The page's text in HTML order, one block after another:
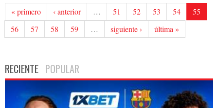
« primero ‹ anterior … 51 52 53 54
55
56
57 58 59 … siguiente › última »
RECIENTE POPULAR